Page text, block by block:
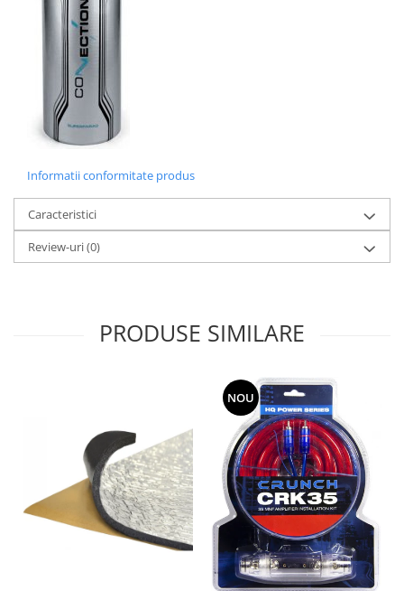
Informatii conformitate produs
Caracteristici
Review-uri(0)
PRODUSE SIMILARE
NOU